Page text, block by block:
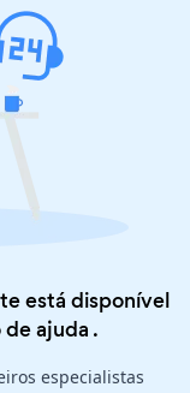
está disponível
ajuda .
especialistas